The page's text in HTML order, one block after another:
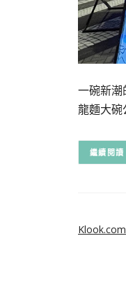
一碗新潮
龍麵大
Klook.com